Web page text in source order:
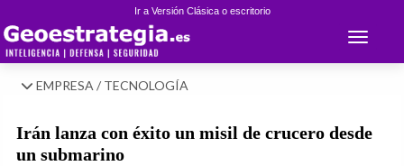
Ir a Versión Clásica o escritorio
Toggle
EMPRESA / TECNOLOGÍA
Irán lanza con éxito un misil de crucero desde
un submarino